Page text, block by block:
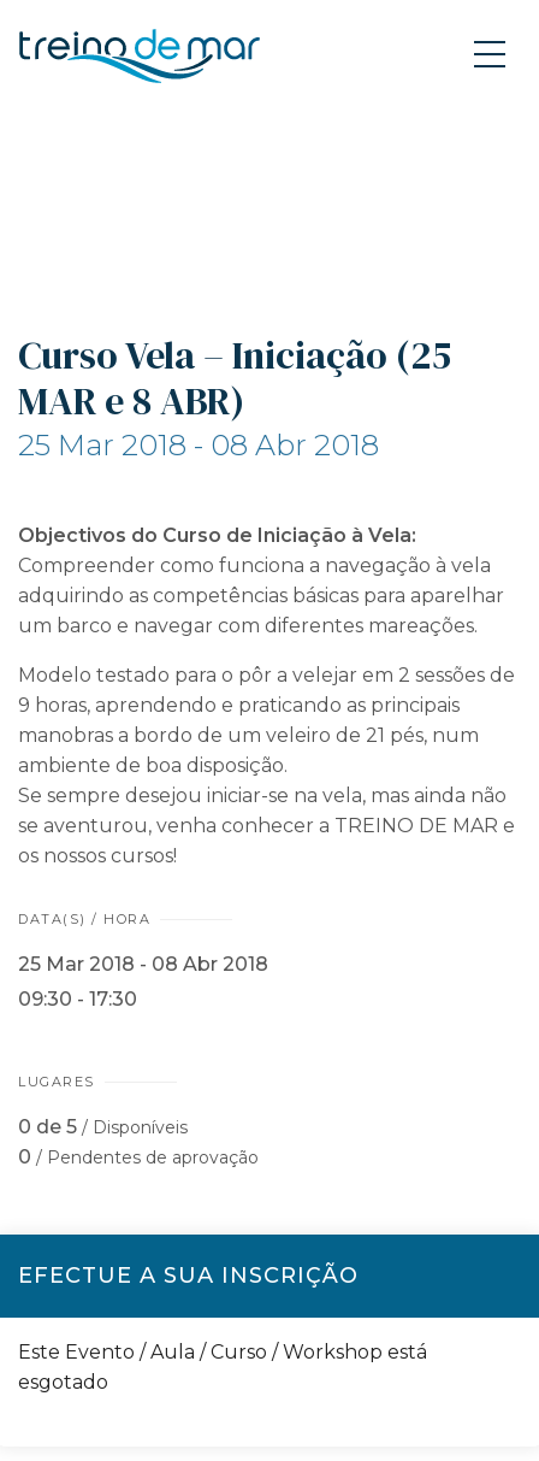
Curso Vela – Iniciação (25
MAR e 8 ABR)
25 Mar 2018 - 08 Abr 2018
Objectivos do Curso de Iniciação à Vela:
Compreender como funciona a navegação à vela
adquirindo as competências básicas para aparelhar
um barco e navegar com diferentes mareações.
Modelo testado para o pôr a velejar em 2 sessões de
9 horas, aprendendo e praticando as principais
manobras a bordo de um veleiro de 21 pés, num
ambiente de boa disposição.
Se sempre desejou iniciar-se na vela, mas ainda não
se aventurou, venha conhecer a TREINO DE MAR e
os nossos cursos!
DATA(S) / HORA
25 Mar 2018 - 08 Abr 2018
09:30 - 17:30
LUGARES
0 de 5 / Disponíveis
0 / Pendentes de aprovação
EFECTUE A SUA INSCRIÇÃO
Este Evento / Aula / Curso / Workshop está
esgotado